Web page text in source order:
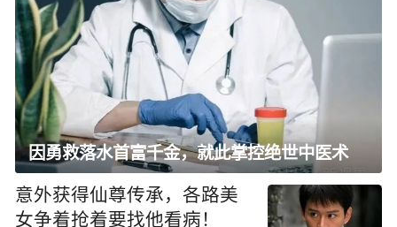
因勇救落水首富千金，就此掌控绝世中医术
意外获得仙尊传承，各路美
女争着抢着要找他看病！